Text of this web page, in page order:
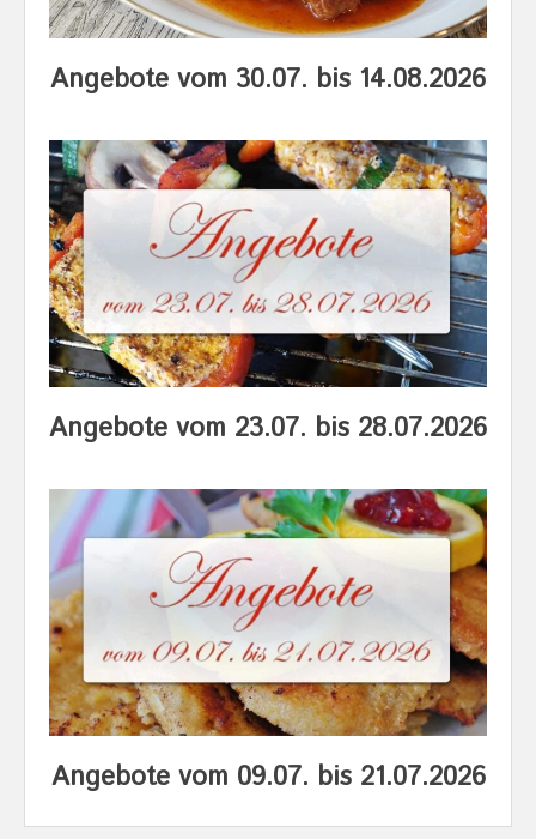
Angebote vom 30.07. bis 14.08.2026
Angebote vom 23.07. bis 28.07.2026
Angebote vom 09.07. bis 21.07.2026